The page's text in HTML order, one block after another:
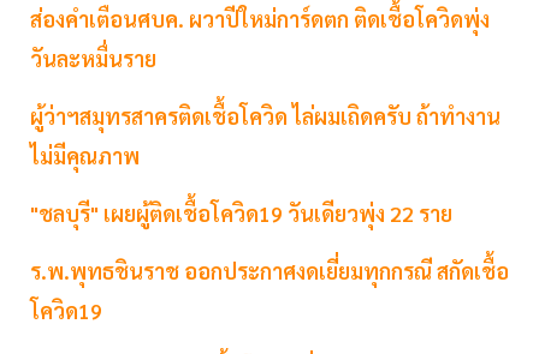
ส่องคำเตือนศบค. ผวาปีใหม่การ์ดตก ติดเชื้อโควิดพุ่ง
วันละหมื่นราย
ผู้ว่าฯสมุทรสาครติดเชื้อโควิด ไล่ผมเถิดครับ ถ้าทำงาน
ไม่มีคุณภาพ
"ชลบุรี" เผยผู้ติดเชื้อโควิด19 วันเดียวพุ่ง 22 ราย
ร.พ.พุทธชินราช ออกประกาศงดเยี่ยมทุกกรณี สกัดเชื้อ
โควิด19